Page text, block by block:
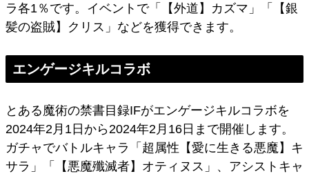
ラ各1％です。イベントで「【外道】カズマ」「【銀
髪の盗賊】クリス」などを獲得できます。
エンゲージキルコラボ
とある魔術の禁書目録IFがエンゲージキルコラボを
2024年2月1日から2024年2月16日まで開催します。
ガチャでバトルキャラ「超属性【愛に生きる悪魔】キ
サラ」「【悪魔殲滅者】オティヌス」、アシストキャ